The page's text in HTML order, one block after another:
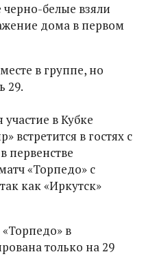
черно-белые взяли
дома в первом
в группе, но
29.
участие в Кубке
встретится в гостях с
первенстве
«Торпедо» с
как «Иркутск»
в
только на 29